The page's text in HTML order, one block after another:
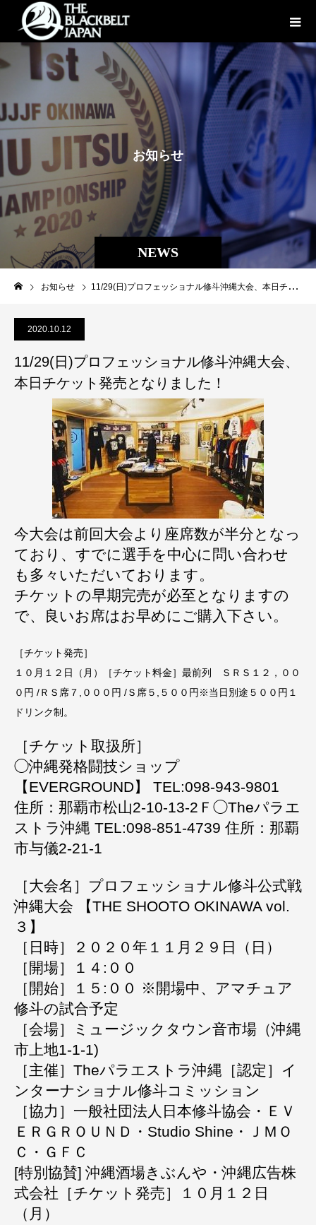
NEWS
お知らせ
お知らせ 11/29(日)プロフェッショナル修斗沖縄大会、本日チケット発売となりました！
2020.10.12
11/29(日)プロフェッショナル修斗沖縄大会、
本日チケット発売となりました！
今大会は前回大会より座席数が半分となっ
ており、すでに選手を中心に問い合わせ
も多々いただいております。
チケットの早期完売が必至となりますの
で、良いお席はお早めにご購入下さい。
［チケット発売］
１０月１２日（月）［チケット料金］最前列 ＳＲＳ１２，００
０円 /ＲＳ席７,０００円 /Ｓ席５,５００円※当日別途５００円１
ドリンク制。
［チケット取扱所］
◯沖縄発格闘技ショップ
【EVERGROUND】 TEL:098-943-9801
住所：那覇市松山2-10-13-2Ｆ◯Theパラエ
ストラ沖縄 TEL:098-851-4739 住所：那覇
市与儀2-21-1
［大会名］プロフェッショナル修斗公式戦
沖縄大会 【THE SHOOTO OKINAWA vol.
３】
［日時］２０２０年１１月２９日（日）
［開場］１４:００
［開始］１５:００ ※開場中、アマチュア
修斗の試合予定
［会場］ミュージックタウン音市場（沖縄
市上地1-1-1)
［主催］Theパラエストラ沖縄［認定］イ
ンターナショナル修斗コミッション
［協力］一般社団法人日本修斗協会・ＥＶ
ＥＲＧＲＯＵＮＤ・Studio Shine・ＪＭＯ
Ｃ・ＧＦＣ
[特別協賛] 沖縄酒場きぶんや・沖縄広告株
式会社［チケット発売］１０月１２日
（月）